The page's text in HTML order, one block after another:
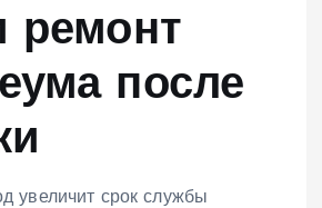
ремонт
после
увеличит срок службы